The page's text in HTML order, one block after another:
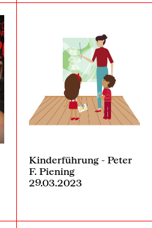
Kinderführung - Peter
F. Piening
29.03.2023